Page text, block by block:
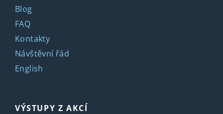
Blog
FAQ
Kontakty
Návštěvní řád
English
VÝSTUPY Z AKCÍ